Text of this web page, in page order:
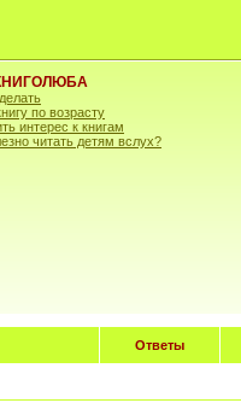
по возрасту
интерес к книгам
читать детям вслух?
Ответы